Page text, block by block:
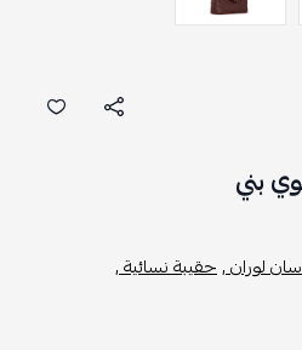
بني
لوران ,حقيبة نسائية ,